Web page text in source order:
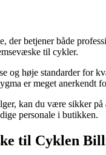
der betjener både
til cykler.
og høje standarder for
er meget anerkendt
kan du være sikker
personale i butikken.
til Cyklen